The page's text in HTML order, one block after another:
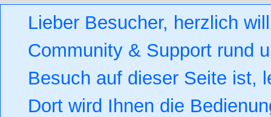
Lieber Besucher, herzlich
Community & Support rund
Besuch auf dieser Seite ist,
Dort wird Ihnen die